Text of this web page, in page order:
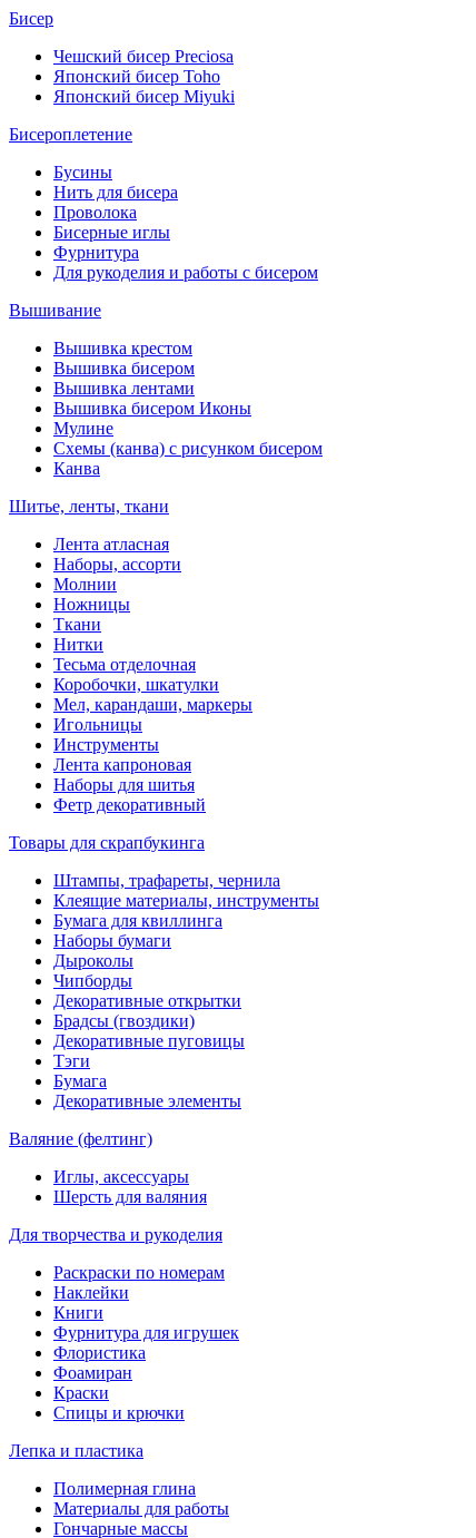
Бисер
Чешский бисер Preciosa
Японский бисер Toho
Японский бисер Miyuki
Бисероплетение
Бусины
Нить для бисера
Проволока
Бисерные иглы
Фурнитура
Для рукоделия и работы с бисером
Вышивание
Вышивка крестом
Вышивка бисером
Вышивка лентами
Вышивка бисером Иконы
Мулине
Схемы (канва) с рисунком бисером
Канва
Шитье, ленты, ткани
Лента атласная
Наборы, ассорти
Молнии
Ножницы
Ткани
Нитки
Тесьма отделочная
Коробочки, шкатулки
Мел, карандаши, маркеры
Игольницы
Инструменты
Лента капроновая
Наборы для шитья
Фетр декоративный
Товары для скрапбукинга
Штампы, трафареты, чернила
Клеящие материалы, инструменты
Бумага для квиллинга
Наборы бумаги
Дыроколы
Чипборды
Декоративные открытки
Брадсы (гвоздики)
Декоративные пуговицы
Тэги
Бумага
Декоративные элементы
Валяние (фелтинг)
Иглы, аксессуары
Шерсть для валяния
Для творчества и рукоделия
Раскраски по номерам
Наклейки
Книги
Фурнитура для игрушек
Флористика
Фоамиран
Краски
Спицы и крючки
Лепка и пластика
Полимерная глина
Материалы для работы
Гончарные массы